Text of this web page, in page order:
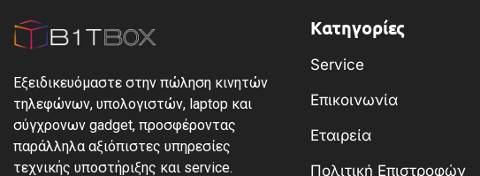
Εξειδικευόμαστε στην πώληση κινητών
τηλεφώνων, υπολογιστών, laptop και
σύγχρονων gadget, προσφέροντας
παράλληλα αξιόπιστες υπηρεσίες
τεχνικής υποστήριξης και service.
Κατηγορίες
Service
Επικοινωνία
Εταιρεία
Πολιτική Επιστροφών